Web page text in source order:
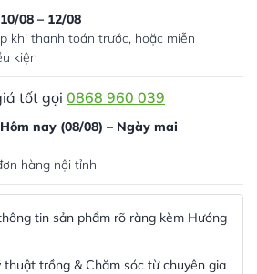
08 – 12/08
khi thanh toán trước, hoặc miễn
kiện
tốt gọi 0868 960 039
nay (08/08) – Ngày mai
hàng nội tỉnh
tin sản phẩm rõ ràng kèm Hướng
trồng & Chăm sóc từ chuyên gia